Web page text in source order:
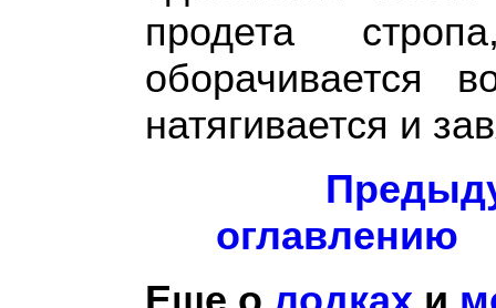
продета
оборачивается
натягивается и
оглавлению